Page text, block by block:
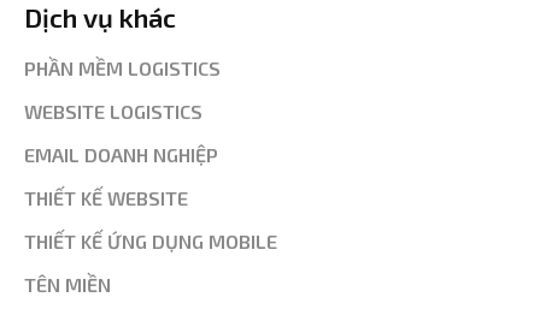
Dịch vụ khác
PHẦN MỀM LOGISTICS
WEBSITE LOGISTICS
EMAIL DOANH NGHIỆP
THIẾT KẾ WEBSITE
THIẾT KẾ ỨNG DỤNG MOBILE
TÊN MIỀN